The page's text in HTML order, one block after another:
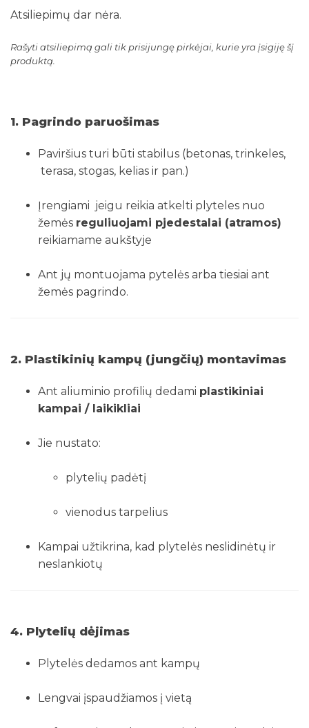
Atsiliepimų dar nėra.
Rašyti atsiliepimą gali tik prisijungę pirkėjai, kurie yra įsigiję šį
produktą.
1. Pagrindo paruošimas
Paviršius turi būti stabilus (betonas, trinkeles,
terasa, stogas, kelias ir pan.)
Įrengiami jeigu reikia atkelti plyteles nuo
žemės reguliuojami pjedestalai (atramos)
reikiamame aukštyje
Ant jų montuojama pytelės arba tiesiai ant
žemės pagrindo.
2. Plastikinių kampų (jungčių) montavimas
Ant aliuminio profilių dedami plastikiniai
kampai / laikikliai
Jie nustato:
plytelių padėtį
vienodus tarpelius
Kampai užtikrina, kad plytelės neslidinėtų ir
neslankiotų
4. Plytelių dėjimas
Plytelės dedamos ant kampų
Lengvai įspaudžiamos į vietą